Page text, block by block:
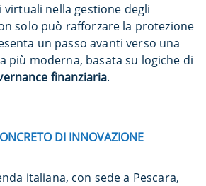
virtuali nella gestione degli
solo può rafforzare la protezione
un passo avanti verso una
più moderna, basata su logiche di
finanziaria.
DI INNOVAZIONE
italiana, con sede a Pescara,